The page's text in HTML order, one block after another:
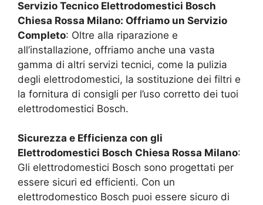
Servizio Tecnico Elettrodomestici Bosch
Chiesa Rossa Milano: Offriamo un Servizio
Completo: Oltre alla riparazione e
all’installazione, offriamo anche una vasta
gamma di altri servizi tecnici, come la pulizia
degli elettrodomestici, la sostituzione dei filtri e
la fornitura di consigli per l’uso corretto dei tuoi
elettrodomestici Bosch.
Sicurezza e Efficienza con gli
Elettrodomestici Bosch Chiesa Rossa Milano:
Gli elettrodomestici Bosch sono progettati per
essere sicuri ed efficienti. Con un
elettrodomestico Bosch puoi essere sicuro di